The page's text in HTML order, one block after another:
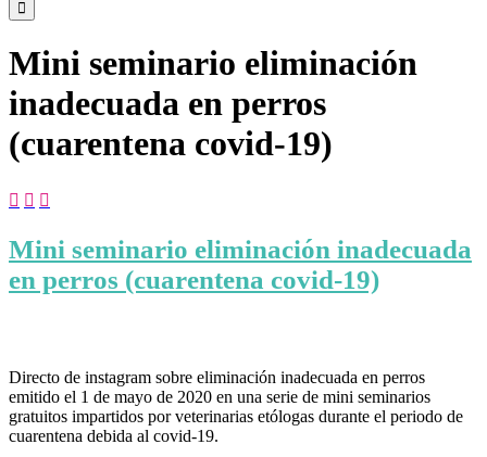

Mini seminario eliminación
inadecuada en perros
(cuarentena covid-19)
  
Mini seminario eliminación inadecuada
en perros (cuarentena covid-19)
Directo de instagram sobre eliminación inadecuada en perros
emitido el 1 de mayo de 2020 en una serie de mini seminarios
gratuitos impartidos por veterinarias etólogas durante el periodo de
cuarentena debida al covid-19.